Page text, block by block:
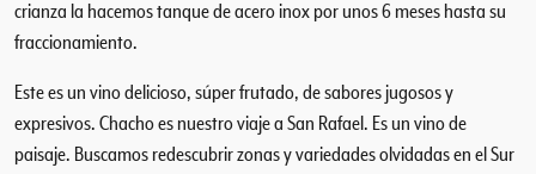
crianza la hacemos tanque de acero inox por unos 6 meses hasta su
fraccionamiento.
Este es un vino delicioso, súper frutado, de sabores jugosos y
expresivos. Chacho es nuestro viaje a San Rafael. Es un vino de
paisaje. Buscamos redescubrir zonas y variedades olvidadas en el Sur